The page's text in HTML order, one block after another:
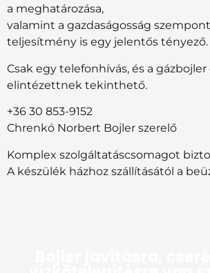
a meghatározása,
valamint a gazdaságosság
teljesítmény is egy jelentős tényező.
Csak egy telefonhívás, és a
elintézettnek tekinthető.
+36 30 853-9152
Chrenkó Norbert Bojler szerelő
Komplex szolgáltatáscsomagot
A készülék házhoz szállításától a